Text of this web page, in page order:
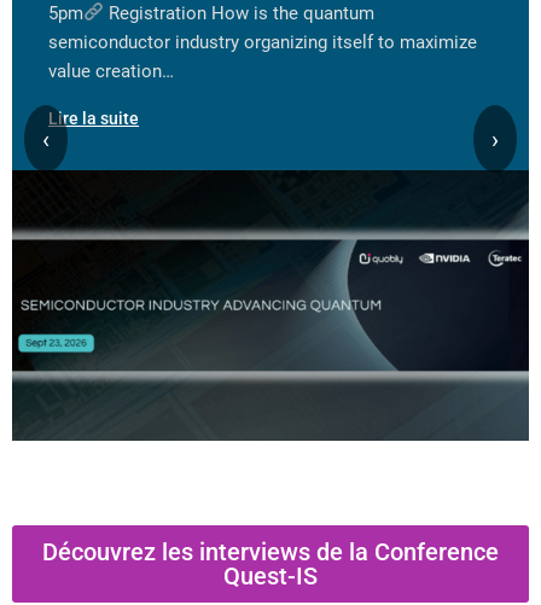
5pm
Registration How is the quantum
semiconductor industry organizing itself to maximize
value creation…
Lire la suite
‹ ›
Découvrez les interviews de la Conference
Quest-IS